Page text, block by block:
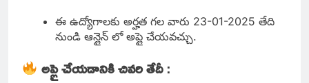
ఈ ఉద్యోగాలకు అర్హత గల వారు 23-01-2025 తేది
నుండి ఆన్లైన్ లో అప్లై చేయవచ్చు.
అప్లై చేయడానికి చివరి తేదీ: